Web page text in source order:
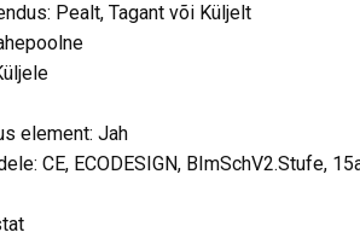
Pealt, Tagant või Küljelt
element: Jah
CE, ECODESIGN, BImSchV2.Stufe,